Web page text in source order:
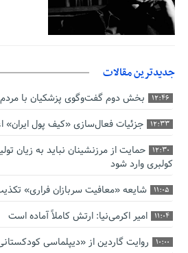
جدیدترین مقالات
12:46 بخش دوم گفت‌وگوی پزشکیان با
12:33 جزئیات فعال‌سازی «کیف پول ایران»
12:30
حمایت از مرزنشینان نباید به زیان
کولبری وارد شود
11:05 شایعه «معافیت سربازان فراری»
11:04 امیر اکرمی‌نیا: ارتش کاملاً آماده است
10:00 روایت گاردین از «دیپلماسی